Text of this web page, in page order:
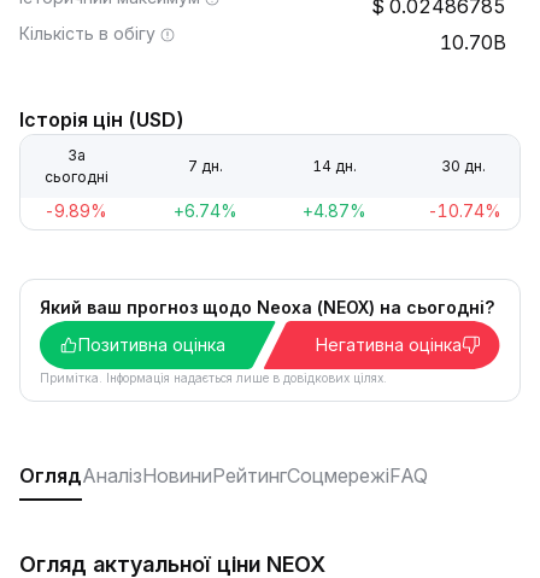
0.02486785
Кількість в обігу 10.70B
Історія цін (USD)
За
сьогодні
7 дн. 14 дн. 30 дн.
-9.89% +6.74% +4.87% -10.74%
Який ваш прогноз щодо Neoxa (NEOX) на сьогодні?
Позитивна оцінка
Негативна оцінка
Примітка. Інформація надається лише в довідкових цілях.
ОглядАналізНовиниРейтингСоцмережіFAQ
Огляд актуальної ціни NEOX